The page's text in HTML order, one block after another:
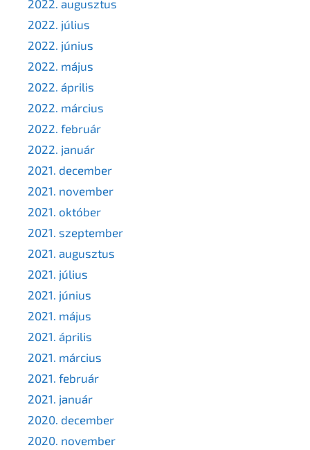
2022. augusztus
2022. július
2022. június
2022. május
2022. április
2022. március
2022. február
2022. január
2021. december
2021. november
2021. október
2021. szeptember
2021. augusztus
2021. július
2021. június
2021. május
2021. április
2021. március
2021. február
2021. január
2020. december
2020. november